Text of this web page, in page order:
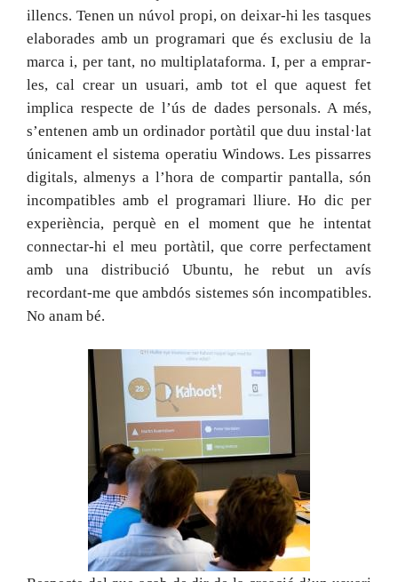
illencs. Tenen un núvol propi, on deixar-hi les tasques
elaborades amb un programari que és exclusiu de la
marca i, per tant, no multiplataforma. I, per a emprar-
les, cal crear un usuari, amb tot el que aquest fet
implica respecte de l’ús de dades personals. A més,
s’entenen amb un ordinador portàtil que duu instal·lat
únicament el sistema operatiu Windows. Les pissarres
digitals, almenys a l’hora de compartir pantalla, són
incompatibles amb el programari lliure. Ho dic per
experiència, perquè en el moment que he intentat
connectar-hi el meu portàtil, que corre perfectament
amb una distribució Ubuntu, he rebut un avís
recordant-me que ambdós sistemes són incompatibles.
No anam bé.